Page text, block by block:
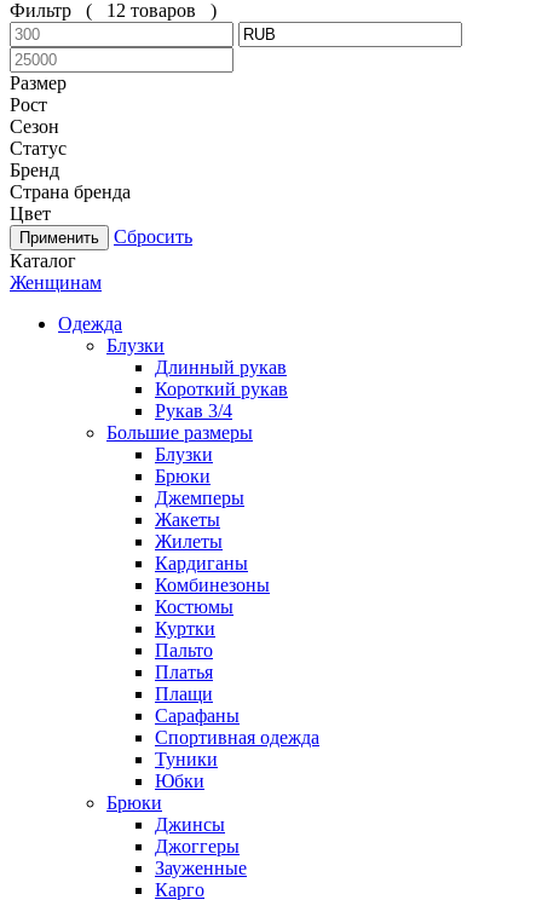
Фильтр ( 12 товаров )
Размер
Рост
Сезон
Статус
Бренд
Страна бренда
Цвет
Сбросить
Каталог
Женщинам
Одежда
Блузки
Длинный рукав
Короткий рукав
Рукав 3/4
Большие размеры
Блузки
Брюки
Джемперы
Жакеты
Жилеты
Кардиганы
Комбинезоны
Костюмы
Куртки
Пальто
Платья
Плащи
Сарафаны
Спортивная одежда
Туники
Юбки
Брюки
Джинсы
Джоггеры
Зауженные
Карго